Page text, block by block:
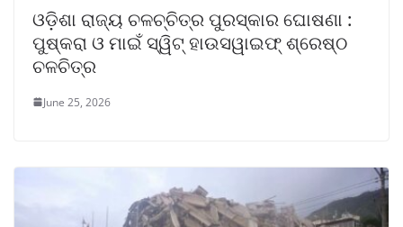
ଓଡ଼ିଶା ରାଜ୍ୟ ଚଳଚ୍ଚିତ୍ର ପୁରସ୍କାର ଘୋଷଣା :
ପୁଷ୍କରା ଓ ମାଇଁ ସ୍ୱିଟ୍ ହାଉସୱାଇଫ୍ ଶ୍ରେଷ୍ଠ
ଚଳଚିତ୍ର
June 25, 2026